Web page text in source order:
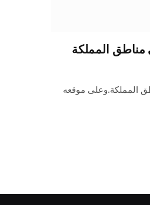
المملكة
المملكة.وعلى موقعه